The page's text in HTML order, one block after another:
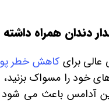
عالی برای کاهش خطر
خود را مسواک
آدامس باعث می شود